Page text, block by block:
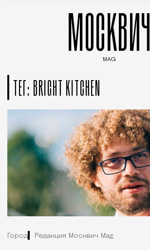
МОСКВИЧ
MAG
ТЕГ: BRIGHT KITCHEN
Город Редакция Москвич Mag